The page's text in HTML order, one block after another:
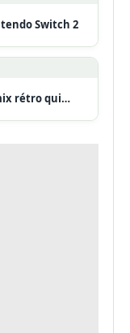
Switch 2
rétro qui…